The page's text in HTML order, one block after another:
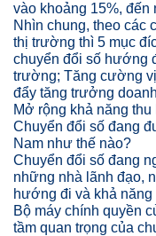
vào khoảng 15%, đến
Nhìn chung, theo các
thị trường thì 5 mục
chuyển đổi số hướng
trường; Tăng cường
đẩy tăng trưởng
Mở rộng khả năng
Chuyển đổi số đang
Nam như thế nào?
Chuyển đổi số đang
những nhà lãnh đạo,
hướng đi và khả
Bộ máy chính quyền
tầm quan trọng của